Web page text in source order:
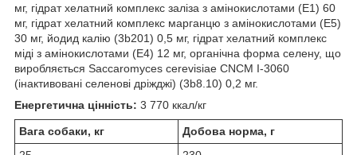
мг, гідрат хелатний комплекс заліза з амінокислотами (Е1) 60
мг, гідрат хелатний комплекс марганцю з амінокислотами (Е5)
30 мг, йодид калію (3b201) 0,5 мг, гідрат хелатний комплекс
міді з амінокислотами (Е4) 12 мг, органічна форма селену, що
виробляється Saccaromyces cerevisiae CNCM I-3060
(інактивовані селенові дріжджі) (3b8.10) 0,2 мг.
Енергетична цінність: 3 770 ккал/кг
Вага собаки, кг
Добова норма, г